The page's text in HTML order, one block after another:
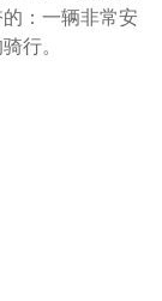
：一辆非常安
行。